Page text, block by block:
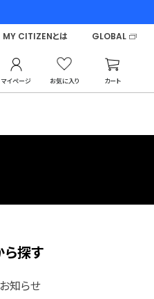
マイページ お気に入り カート
MY CITIZENとは GLOBAL
探す
知らせ